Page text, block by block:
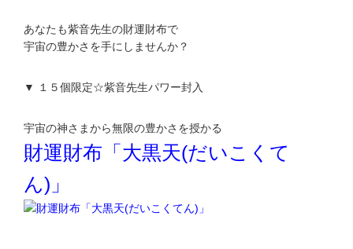
あなたも紫音先生の財運財布で
宇宙の豊かさを手にしませんか？
▼ １５個限定☆紫音先生パワー封入
宇宙の神さまから無限の豊かさを授かる
財運財布「大黒天(だいこくて
ん)」